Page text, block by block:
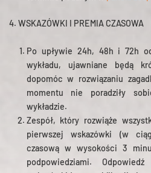
4. WSKAZÓWKI I PREMIA CZASOWA
Po upływie 24h, 48h i 72h
wykładu, ujawniane będą
dopomóc w rozwiązaniu
momentu nie poradziły
wykładzie.
Zespół, który rozwiąże
pierwszej wskazówki (w
czasową w wysokości 3
podpowiedziami.